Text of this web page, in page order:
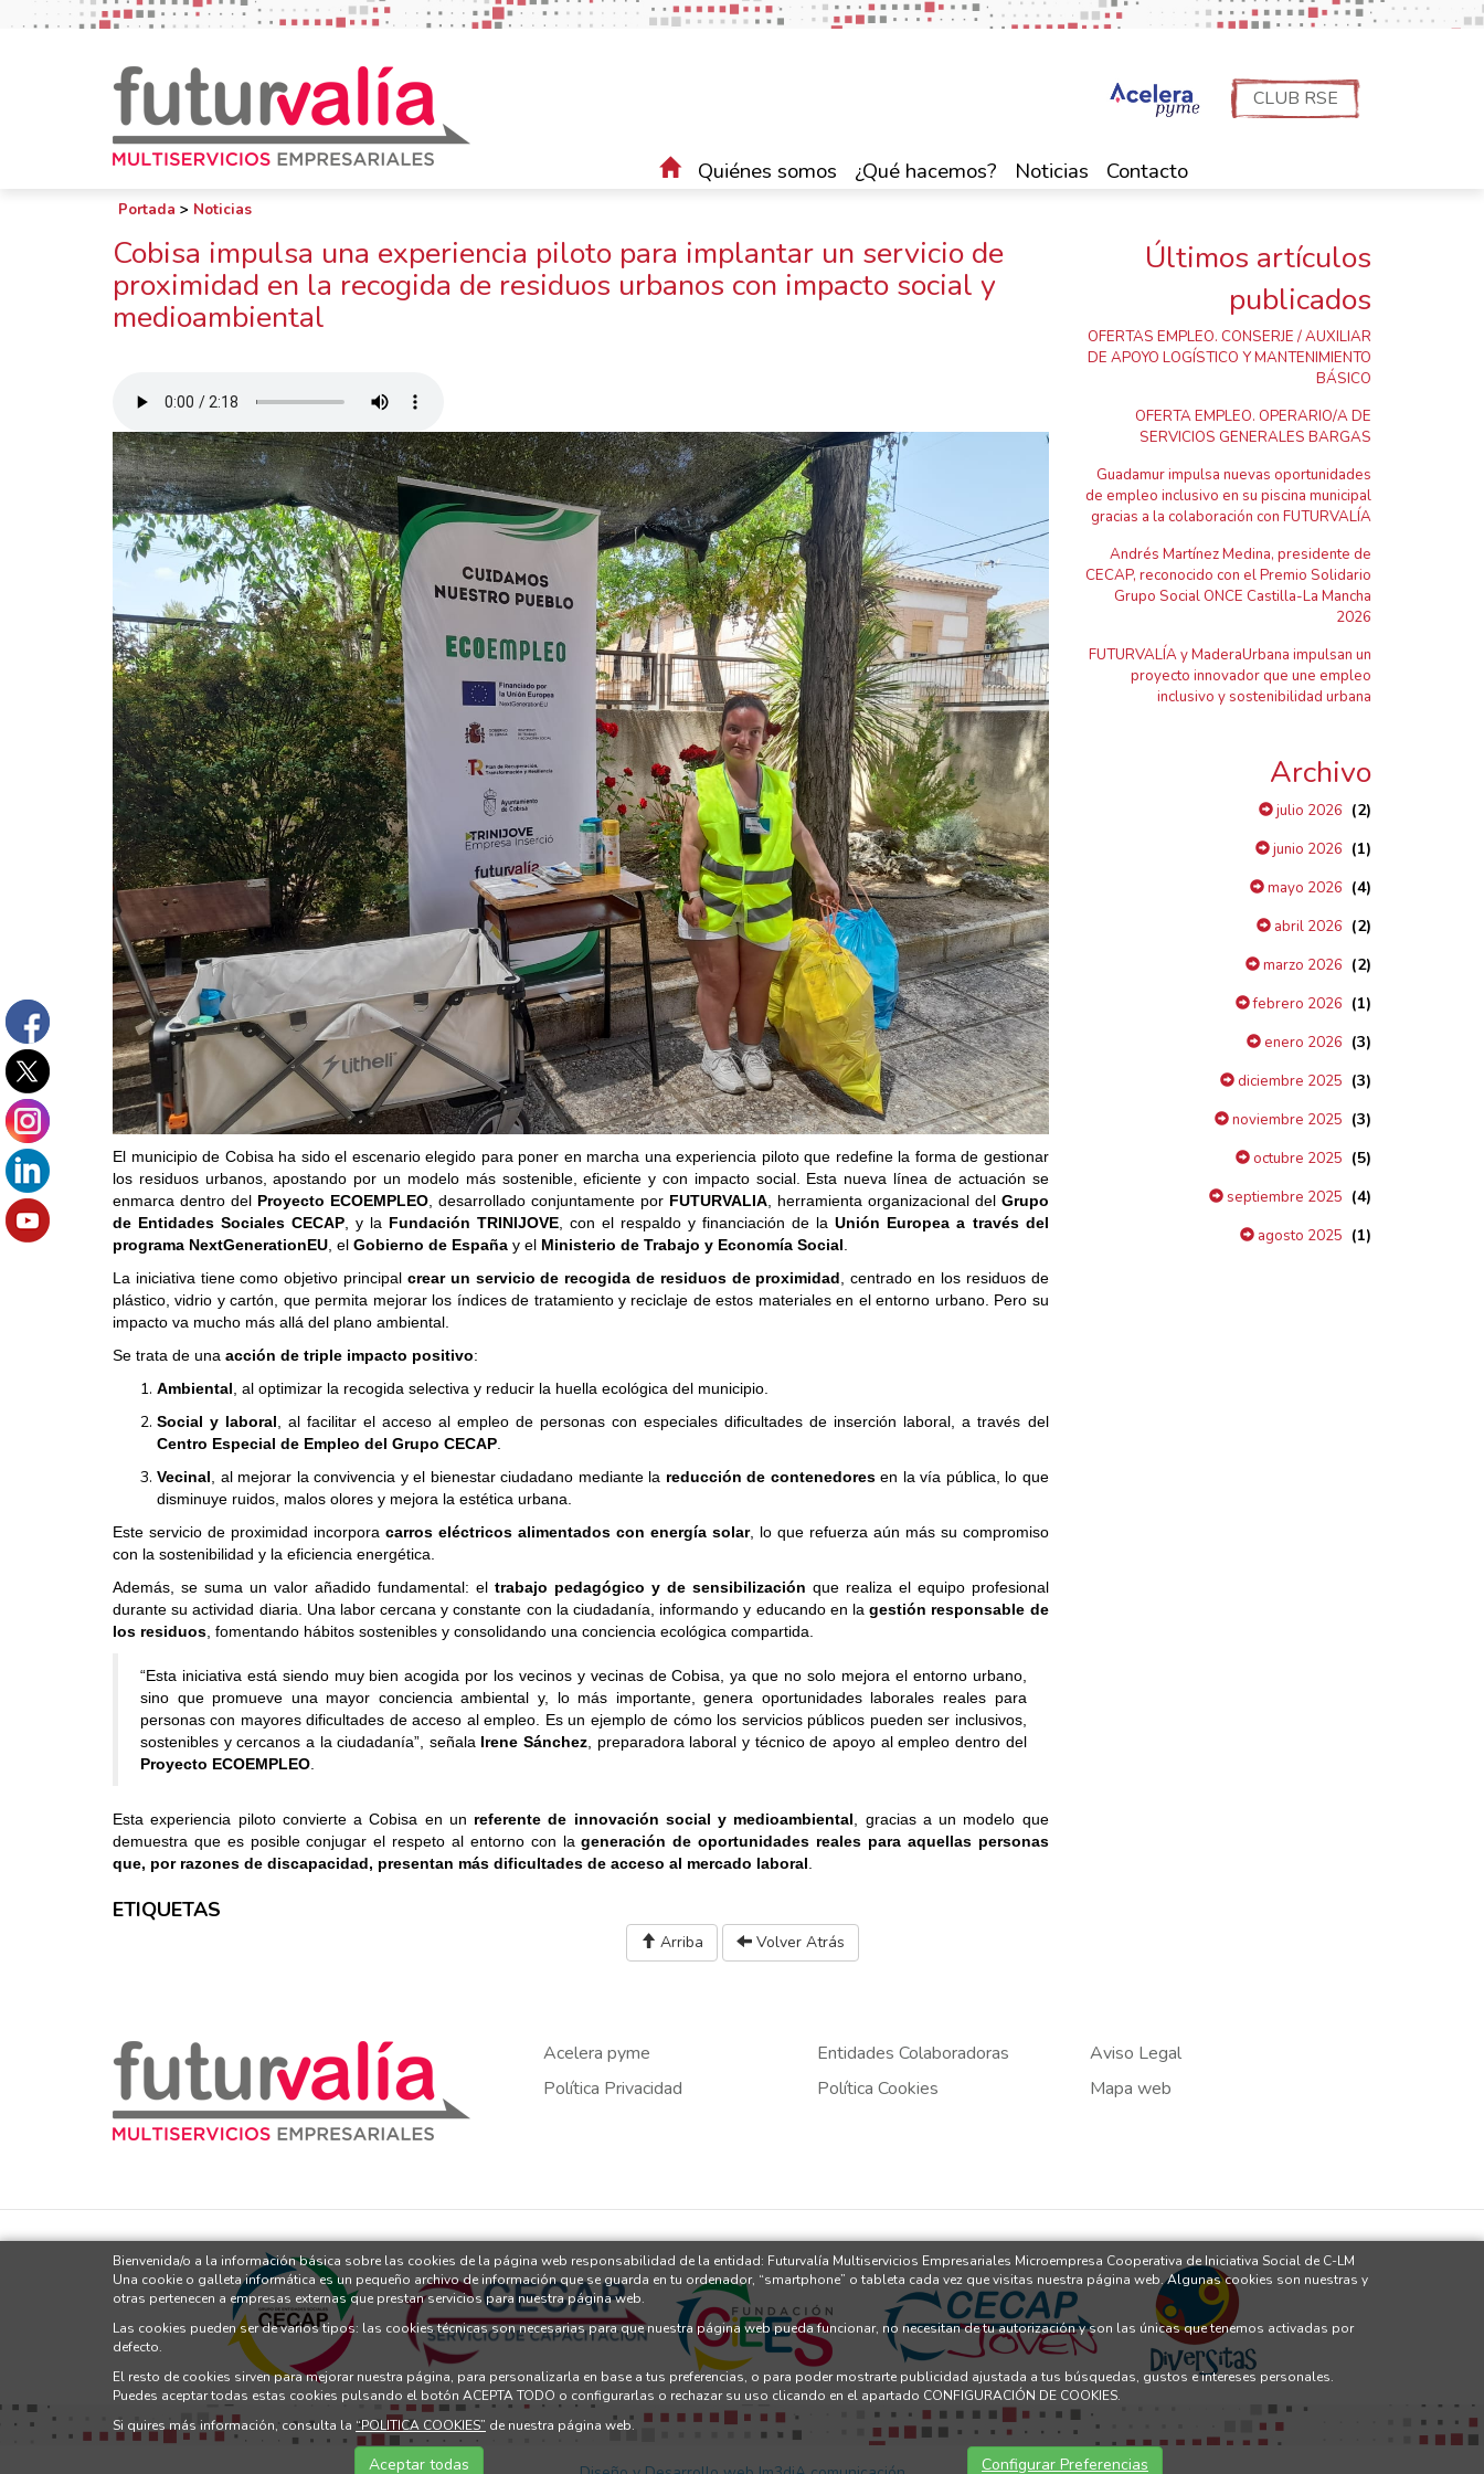
CLUB RSE
Quiénes somos ¿Qué hacemos? Noticias Contacto
Portada > Noticias
Cobisa impulsa una experiencia piloto para implantar un servicio de
proximidad en la recogida de residuos urbanos con impacto social y
medioambiental
El municipio de Cobisa ha sido el escenario elegido para poner en marcha una experiencia piloto que redefine la forma de gestionar
los residuos urbanos, apostando por un modelo más sostenible, eficiente y con impacto social. Esta nueva línea de actuación se
enmarca dentro del Proyecto ECOEMPLEO, desarrollado conjuntamente por FUTURVALIA, herramienta organizacional del Grupo
de Entidades Sociales CECAP , y la Fundación TRINIJOVE , con el respaldo y financiación de laUnión Europea a través del
programa NextGenerationEU , el Gobierno de España y el Ministerio de Trabajo y Economía Social
La iniciativa tiene como objetivo principal crear un servicio de recogida de residuos de proximidad , centrado en los residuos de
plástico, vidrio y cartón, que permita mejorar los índices de tratamiento y reciclaje de estos materiales en el entorno urbano. Pero su
impacto va mucho más allá del plano ambiental.
Se trata de una acción de triple impacto positivo:
Ambiental , al optimizar la recogida selectiva y reducir la huella ecológica del municipio.
Social y laboral , al facilitar el acceso al empleo de personas con especiales dificultades de inserción laboral, a través del
Centro Especial de Empleo del Grupo CECAP
Vecinal , al mejorar la convivencia y el bienestar ciudadano mediante la reducción de contenedoresen la vía pública, lo que
disminuye ruidos, malos olores y mejora la estética urbana.
Este servicio de proximidad incorpora carros eléctricos alimentados con energía solar, lo que refuerza aún más su compromiso
con la sostenibilidad y la eficiencia energética.
Además, se suma un valor añadido fundamental: el trabajo pedagógico y de sensibilización que realiza el equipo profesional
durante su actividad diaria. Una labor cercana y constante con la ciudadanía, informando y educando en lagestión responsable de
los residuos , fomentando hábitos sostenibles y consolidando una conciencia ecológica compartida.
“Esta iniciativa está siendo muy bien acogida por los vecinos y vecinas de Cobisa, ya que no solo mejora el entorno urbano,
sino que promueve una mayor conciencia ambiental y, lo más importante, genera oportunidades laborales reales para
personas con mayores dificultades de acceso al empleo. Es un ejemplo de cómo los servicios públicos pueden ser inclusivos,
sostenibles y cercanos a la ciudadanía”, señala Irene Sánchez , preparadora laboral y técnico de apoyo al empleo dentro del
Proyecto ECOEMPLEO
Esta experiencia piloto convierte a Cobisa en un referente de innovación social y medioambiental , gracias a un modelo que
demuestra que es posible conjugar el respeto al entorno con lageneración de oportunidades reales para aquellas personas
que, por razones de discapacidad, presentan más dificultades de acceso al mercado laboral
Últimos artículos
publicados
OFERTAS EMPLEO. CONSERJE / AUXILIAR
DE APOYO LOGÍSTICO Y MANTENIMIENTO
BÁSICO
OFERTA EMPLEO. OPERARIO/A DE
SERVICIOS GENERALES BARGAS
Guadamur impulsa nuevas oportunidades
de empleo inclusivo en su piscina municipal
gracias a la colaboración con FUTURVALÍA
Andrés Martínez Medina, presidente de
CECAP, reconocido con el Premio Solidario
Grupo Social ONCE Castilla-La Mancha
2026
FUTURVALÍA y MaderaUrbana impulsan un
proyecto innovador que une empleo
inclusivo y sostenibilidad urbana
Archivo
julio 2026 (2)
junio 2026 (1)
mayo 2026 (4)
abril 2026 (2)
marzo 2026 (2)
febrero 2026 (1)
enero 2026 (3)
diciembre 2025 (3)
noviembre 2025 (3)
octubre 2025 (5)
septiembre 2025 (4)
agosto 2025 (1)
ETIQUETAS
Arriba Volver Atrás
Acelera pyme Entidades Colaboradoras
Aviso Legal
Política Privacidad
Política Cookies Mapa web
Bienvenida/o a la información básica sobre las cookies de la página web responsabilidad de la entidad: Futurvalía Multiservicios Empresariales Microempresa Cooperativa de Iniciativa Social de C-LM
Una cookie o galleta informática es un pequeño archivo de información que se guarda en tu ordenador, “smartphone” o tableta cada vez que visitas nuestra página web. Algunas cookies son nuestras y
otras pertenecen a empresas externas que prestan servicios para nuestra página web.
Las cookies pueden ser de varios tipos: las cookies técnicas son necesarias para que nuestra página web pueda funcionar, no necesitan de tu autorización y son las únicas que tenemos activadas por
defecto.
El resto de cookies sirven para mejorar nuestra página, para personalizarla en base a tus preferencias, o para poder mostrarte publicidad ajustada a tus búsquedas, gustos e intereses personales.
Puedes aceptar todas estas cookies pulsando el botón ACEPTA TODO o configurarlas o rechazar su uso clicando en el apartado CONFIGURACIÓN DE COOKIES.
Si quires más información, consulta la “POLITICA COOKIES” de nuestra página web.
Aceptar todas Configurar Preferencias